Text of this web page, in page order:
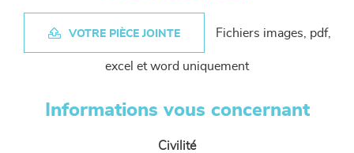
VOTRE PIÈCE JOINTE Fichiers images, pdf,
excel et word uniquement
Informations vous concernant
Civilité